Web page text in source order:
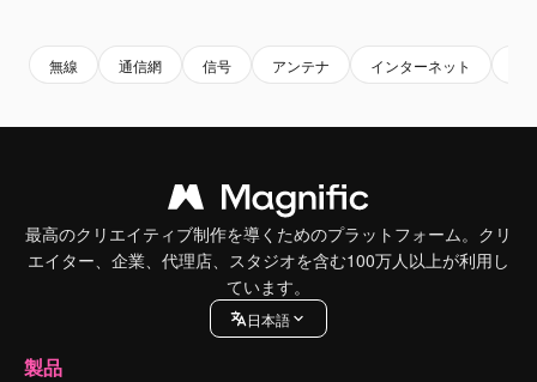
無線 通信網 信号 アンテナ インターネット
最高のクリエイティブ制作を導くためのプラットフォーム。クリ
エイター、企業、代理店、スタジオを含む100万人以上が利用し
ています。
日本語
製品